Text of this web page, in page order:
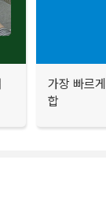
가장 빠르
합